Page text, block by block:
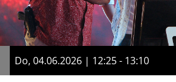
Do, 04.06.2026 | 12:25 - 13:10